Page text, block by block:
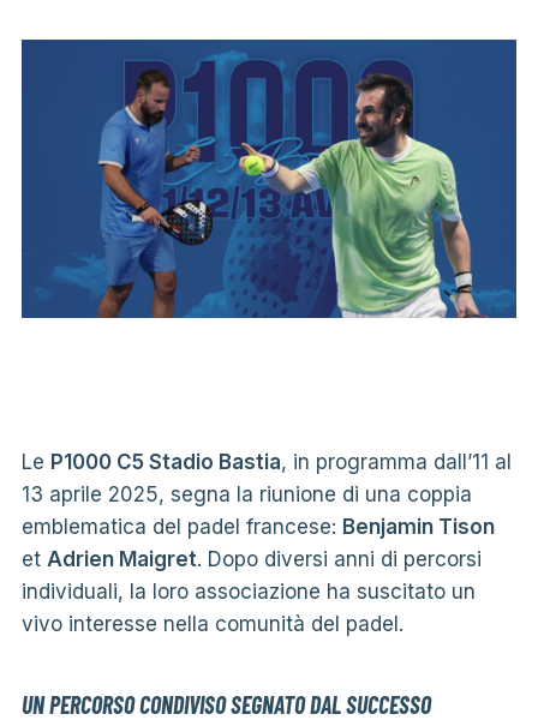
Le P1000 C5 Stadio Bastia, in programma dall’11 al
13 aprile 2025, segna la riunione di una coppia
emblematica del padel francese: Benjamin Tison
et Adrien Maigret. Dopo diversi anni di percorsi
individuali, la loro associazione ha suscitato un
vivo interesse nella comunità del padel.
UN PERCORSO CONDIVISO SEGNATO DAL SUCCESSO